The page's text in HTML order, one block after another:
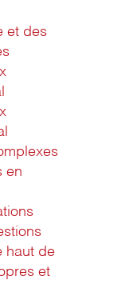
et des
en
haut de
et